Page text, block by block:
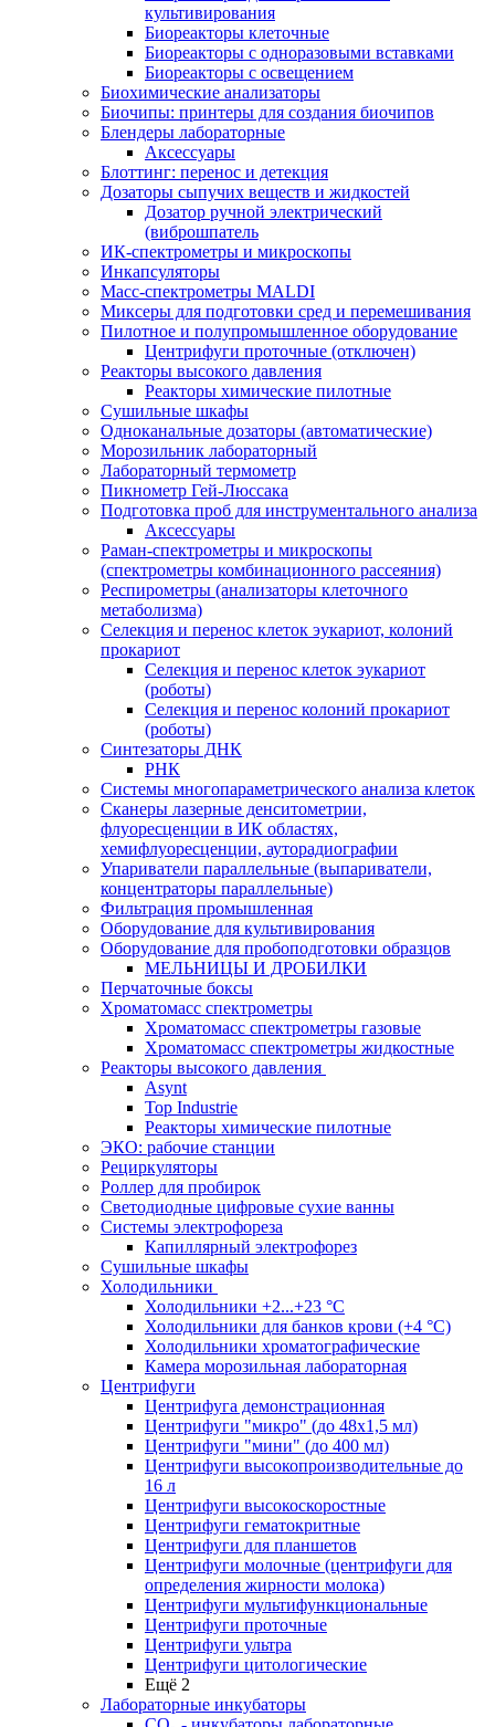
культивирования
Биореакторы клеточные
Биореакторы с одноразовыми вставками
Биореакторы с освещением
Биохимические анализаторы
Биочипы: принтеры для создания биочипов
Блендеры лабораторные
Аксессуары
Блоттинг: перенос и детекция
Дозаторы сыпучих веществ и жидкостей
Дозатор ручной электрический
(виброшпатель
ИК-спектрометры и микроскопы
Инкапсуляторы
Масс-спектрометры MALDI
Миксеры для подготовки сред и перемешивания
Пилотное и полупромышленное оборудование
Центрифуги проточные (отключен)
Реакторы высокого давления
Реакторы химические пилотные
Сушильные шкафы
Одноканальные дозаторы (автоматические)
Морозильник лабораторный
Лабораторный термометр
Пикнометр Гей-Люссака
Подготовка проб для инструментального анализа
Аксессуары
Раман-спектрометры и микроскопы
(спектрометры комбинационного рассеяния)
Респирометры (анализаторы клеточного
метаболизма)
Селекция и перенос клеток эукариот, колоний
прокариот
Селекция и перенос клеток эукариот
(роботы)
Селекция и перенос колоний прокариот
(роботы)
Синтезаторы ДНК
РНК
Системы многопараметрического анализа клеток
Сканеры лазерные денситометрии,
флуоресценции в ИК областях,
хемифлуоресценции, ауторадиографии
Упариватели параллельные (выпариватели,
концентраторы параллельные)
Фильтрация промышленная
Оборудование для культивирования
Оборудование для пробоподготовки образцов
МЕЛЬНИЦЫ И ДРОБИЛКИ
Перчаточные боксы
Хроматомасс спектрометры
Хроматомасс спектрометры газовые
Хроматомасс спектрометры жидкостные
Реакторы высокого давления
Asynt
Top Industrie
Реакторы химические пилотные
ЭКО: рабочие станции
Рециркуляторы
Роллер для пробирок
Светодиодные цифровые сухие ванны
Системы электрофореза
Капиллярный электрофорез
Сушильные шкафы
Холодильники
Холодильники +2...+23 °С
Холодильники для банков крови (+4 °С)
Холодильники хроматографические
Камера морозильная лабораторная
Центрифуги
Центрифуга демонстрационная
Центрифуги "микро" (до 48x1,5 мл)
Центрифуги "мини" (до 400 мл)
Центрифуги высокопроизводительные до
16 л
Центрифуги высокоскоростные
Центрифуги гематокритные
Центрифуги для планшетов
Центрифуги молочные (центрифуги для
определения жирности молока)
Центрифуги мультифункциональные
Центрифуги проточные
Центрифуги ультра
Центрифуги цитологические
Ещё 2
Лабораторные инкубаторы